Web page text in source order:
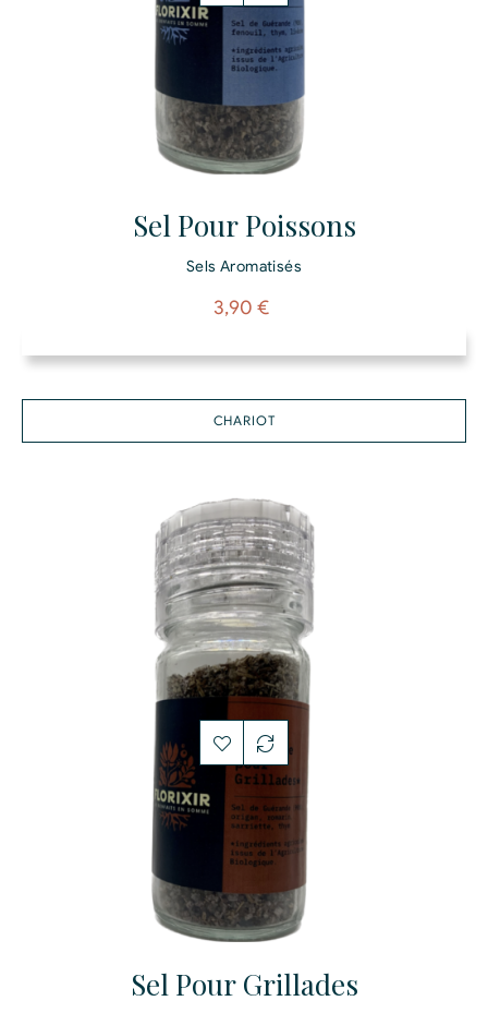
Sel Pour Poissons
Sels Aromatisés
Prix
3,90 €
CHARIOT
Sel Pour Grillades